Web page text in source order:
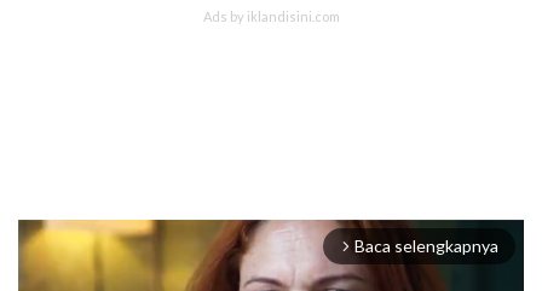
arrow_forward_ios Baca selengkapnya